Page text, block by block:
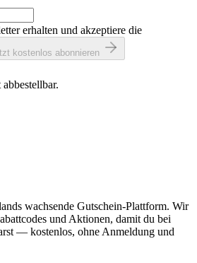
erhalten und akzeptiere die
kostenlos abonnieren
wachsende Gutschein-Plattform. Wir
und Aktionen, damit du bei
— kostenlos, ohne Anmeldung und